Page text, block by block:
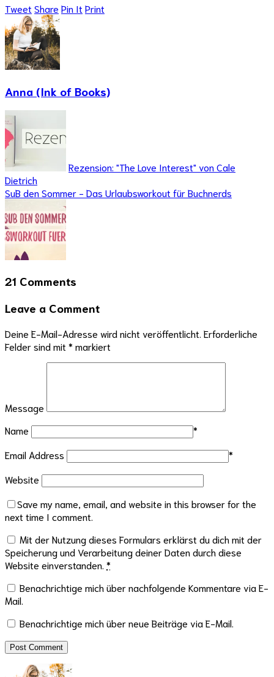
Tweet Share Pin It Print
Anna (Ink of Books)
Rezension: "The Love Interest" von Cale
Dietrich
SuB den Sommer - Das Urlaubsworkout für Buchnerds
21 Comments
Leave a Comment
Deine E-Mail-Adresse wird nicht veröffentlicht. Erforderliche
Felder sind mit * markiert
Message
Name
*
Email Address
*
Website
Save my name, email, and website in this browser for the
next time I comment.
Mit der Nutzung dieses Formulars erklärst du dich mit der
Speicherung und Verarbeitung deiner Daten durch diese
Website einverstanden. *
Benachrichtige mich über nachfolgende Kommentare via E-
Mail.
Benachrichtige mich über neue Beiträge via E-Mail.